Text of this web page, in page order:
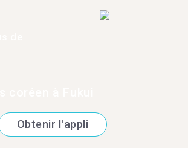
Obtenir l'appli